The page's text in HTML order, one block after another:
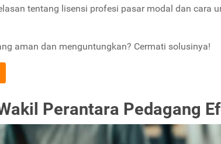
tentang lisensi profesi pasar modal dan cara
aman dan menguntungkan? Cermati solusinya!
Perantara Pedagang